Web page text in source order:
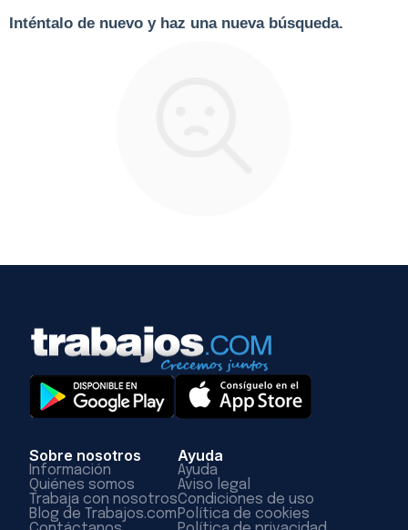
Inténtalo de nuevo y haz una nueva búsqueda.
Sobre nosotros
Información
Quiénes somos
Trabaja con nosotros
Blog de Trabajos.com
Ayuda
Ayuda
Aviso legal
Condiciones de uso
Política de cookies